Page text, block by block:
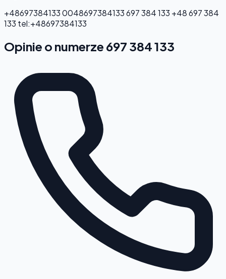
+486973841330048697384133697 384 133 +48 697 384
133 tel:+48697384133
Opinie o numerze 697 384 133